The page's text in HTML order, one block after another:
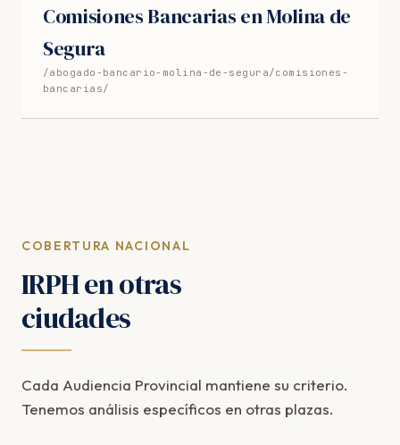
Comisiones Bancarias en Molina de
Segura
/abogado-bancario-molina-de-segura/comisiones-
bancarias/
COBERTURA NACIONAL
IRPH en otras
ciudades
Cada Audiencia Provincial mantiene su criterio.
Tenemos análisis específicos en otras plazas.